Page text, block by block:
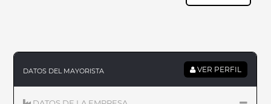
DATOS DEL MAYORISTA VER PERFIL